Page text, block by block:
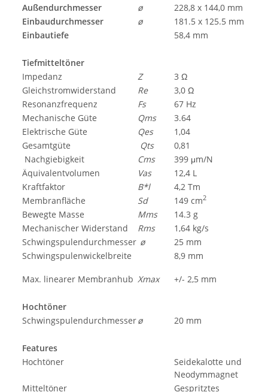
Außendurchmesser
ø
228,8 x 144,0 mm
Einbaudurchmesser
ø
181.5 x 125.5 mm
Einbautiefe
58,4 mm
Tiefmitteltöner
Impedanz
Z
3 Ω
Gleichstromwiderstand
Re
3,0 Ω
Resonanzfrequenz
Fs
67 Hz
Mechanische Güte
Qms
3.64
Elektrische Güte
Qes
1,04
Gesamtgüte
Qts
0,81
Nachgiebigkeit
Cms
399 μm/N
Äquivalentvolumen
Vas
12,4 L
Kraftfaktor
B*l
4,2 Tm
Membranfläche
Sd 149 cm2
Bewegte Masse Mms
14.3 g
Mechanischer Widerstand
Rms
1,64 kg/s
Schwingspulendurchmesser ø
25 mm
Schwingspulenwickelbreite
8,9 mm
Max. linearer Membranhub Xmax +/- 2,5 mm
Hochtöner
Schwingspulendurchmesserø 20 mm
Features
Hochtöner
Seidekalotte und
Neodymmagnet
Mitteltöner
Gespritztes